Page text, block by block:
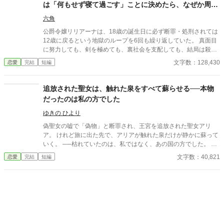
は「何もせず寝て過ごす」ことに決めたら、なぜか周囲
が勝手に勘違いして聖女扱いされています
六角
公爵令嬢リリアーナは、18歳の誕生日に必ず断罪・処刑されては
12歳に戻るという地獄のループを6回も繰り返していた。 真面目
に努力しても、剣を極めても、裏社会を支配しても、結局は殺さ
れる運命。 心折れた彼女は、7回目の人生でついに決意する。
「もう頑張らない。どうせ死ぬなら、今回はひたすら寝て過ごそ
『王者の覇気』と恐れられ、寝ぼけて放った魔法は『神の奇跡』
と崇められ、枕への異常なこだわりは『深遠なる儀式』と誤解さ
れてしまう。 気がつけば、ストーカー気味のヤンデレ王子、パン
屋の元ヒロイン、狂犬の如きライバル令嬢、元部下の暗殺者、そ
して不眠症の魔王までもが彼女の信者となり、リリアーナは意図
せずして国を、そして世界を救う「最強の聖女」へと祭り上げら
れていく。 「お願いだから、私を寝かせて！」 睡眠欲だけで運命
（システム）さえもねじ伏せる、無気力悪役令嬢の痛快勘違いサ
クセス（？）ストーリー！
恋愛 完結 短編 文字数：128,430
追放された聖女は、触れた泉をすべて蘇らせる──本物
だったのは私の方でした
ゆきの ひより
偽聖女の嘘で「偽物」と断罪され、王宮を追放された聖女アリ
ア。 けれど旅に出た先で、アリアが触れた泉だけが静かに蘇って
いく。 ──枯れていたのは、私ではなく、あの国の方でした。 隣
国の王子ユリウスに迎えられ、 アリアは本当の力と居場所を取り
戻していく。 一方、アリアを追放した国では聖泉が完全に干上が
恋愛 完結 短編 文字数：40,821